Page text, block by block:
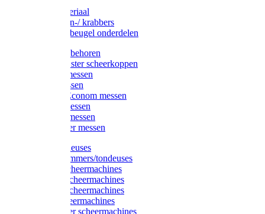
Injectiemateriaal
Hoefmessen-/ krabbers
Hoefbekapbeugel onderdelen
Messen toebehoren
Moser & Oster scheerkoppen
Hauptner messen
Liscop messen
Aesculap/Econom messen
Heiniger messen
Constanta messen
FarmClipper messen
Moser tondeuses
Overige trimmers/tondeuses
Heiniger scheermachines
Hauptner scheermachines
Aesculap scheermachines
Liscop scheermachines
FarmClipper scheermachines